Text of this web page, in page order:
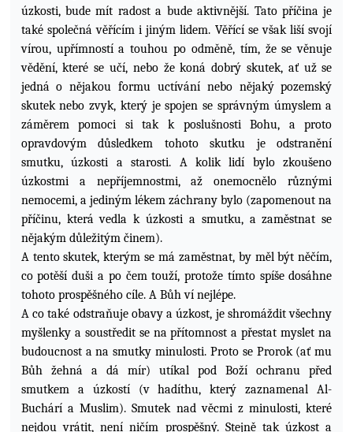
úzkosti, bude mít radost a bude aktivnější. Tato příčina je
také společná věřícím i jiným lidem. Věřící se však liší svojí
vírou, upřímností a touhou po odměně, tím, že se věnuje
vědění, které se učí, nebo že koná dobrý skutek, ať už se
jedná o nějakouformu uctívání nebo nějaký pozemský
skutek nebo zvyk, který je spojen se správným úmyslem a
záměrem pomoci si tak k poslušnosti Bohu, a proto
opravdovým důsledkem tohoto skutku je odstranění
smutku, úzkosti a starosti. A kolik lidí bylo zkoušeno
úzkostmi a nepříjemnostmi, až onemocnělo různými
nemocemi, a jediným lékem záchrany bylo (zapomenout na
příčinu, která vedla k úzkosti a smutku, a zaměstnat se
nějakým důležitým činem).
A tento skutek, kterým se má zaměstnat, by měl být něčím,
co potěší duši a po čem touží, protože tímto spíše dosáhne
tohoto prospěšného cíle. A Bůh ví nejlépe.
A co také odstraňuje obavy a úzkost, je shromáždit všechny
myšlenky a soustředit se na přítomnost a přestat myslet na
budoucnost a na smutky minulosti. Proto se Prorok (ať mu
Bůh žehná a dá mír) utíkal pod Boží ochranu před
smutkem a úzkostí (v hadíthu, který zaznamenal Al-
Buchárí a Muslim). Smutek nad věcmi z minulosti, které
nejdou vrátit, není ničím prospěšný. Stejně tak úzkost a